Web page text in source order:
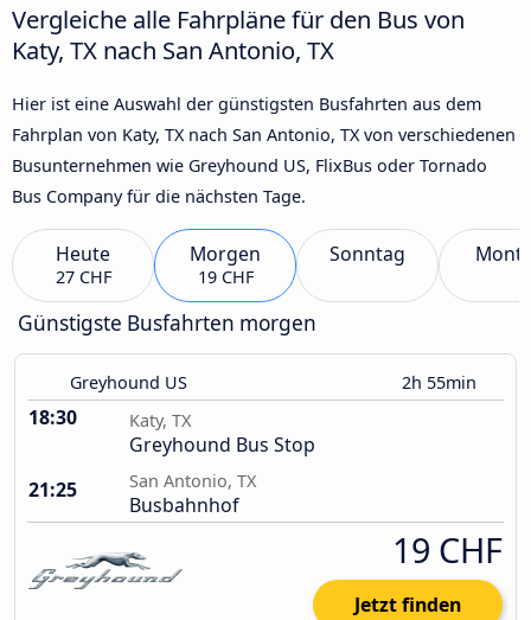
Vergleiche alle Fahrpläne für den Bus von
Katy, TX nach San Antonio, TX
Hier ist eine Auswahl der günstigsten Busfahrten aus dem
Fahrplan von Katy, TX nach San Antonio, TX von verschiedenen
Busunternehmen wie Greyhound US, FlixBus oder Tornado
Bus Company für die nächsten Tage.
Heute
27 CHF
Morgen
19 CHF
Sonntag
Günstigste Busfahrten morgen
Greyhound US 2h 55min
18:30 Katy, TX
Greyhound Bus Stop
21:25
San Antonio, TX
Busbahnhof
19 CHF
Jetzt finden